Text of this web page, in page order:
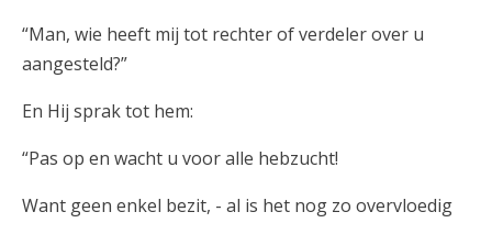
“Man, wie heeft mij tot rechter of verdeler over u
aangesteld?”
En Hij sprak tot hem:
“Pas op en wacht u voor alle hebzucht!
Want geen enkel bezit, - al is het nog zo overvloedig